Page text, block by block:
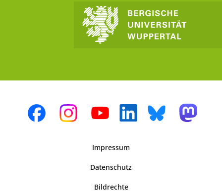
Impressum
Datenschutz
Bildrechte